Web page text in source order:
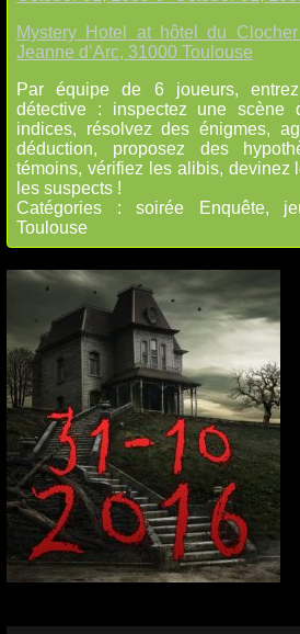
Mystery Hotel
at hôtel du
Jeanne d’Arc, 31000 Toulouse
Par équipe de 6 joueurs,
détective : inspectez une scène
indices, résolvez des énigmes,
déduction, proposez des
témoins, vérifiez les alibis, devinez
les suspects !
Catégories : soirée Enquête,
Toulouse